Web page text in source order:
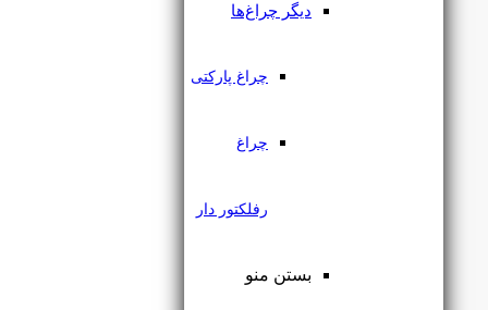
دیگر چراغ‌ها
چراغ پارکتی
چراغ
رفلکتور دار
بستن منو
در انبار موجود نمی باشد